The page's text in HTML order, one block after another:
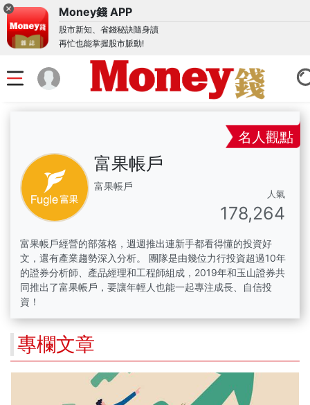
Money錢 APP
股市新知、省錢秘訣隨身讀
再忙也能掌握股市脈動!
名人觀點
富果帳戶
富果帳戶
人氣
178,264
富果帳戶經營的部落格，週週推出連新手都看得懂的投資好
文，還有產業趨勢深入分析。 團隊是由幾位力行投資超過10年
的證券分析師、產品經理和工程師組成，2019年和玉山證券共
同推出了富果帳戶，要讓年輕人也能一起專注成長、自信投
資！
專欄文章